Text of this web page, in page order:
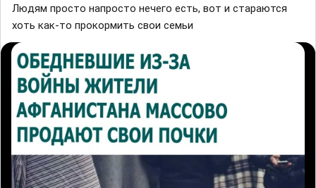
Людям просто напросто нечего есть, вот и стараются
хоть как-то прокормить свои семьи